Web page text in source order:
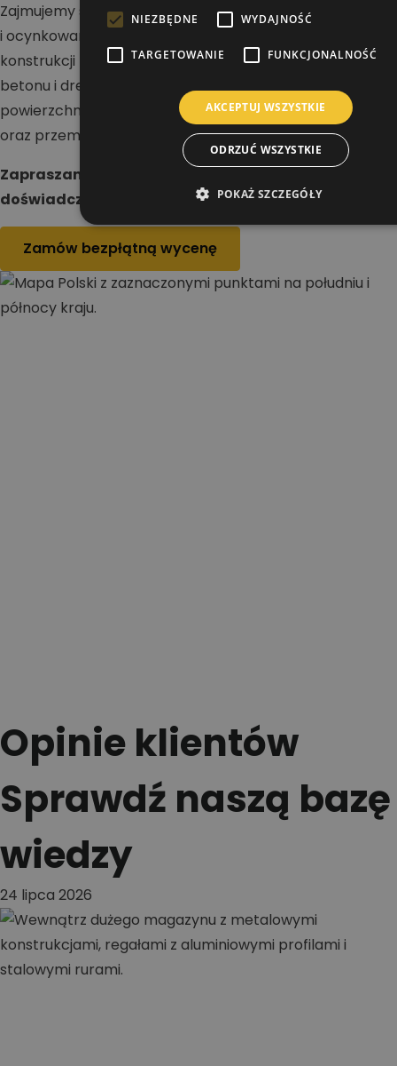
Zajmujemy się renowacją dachów stalowych, blaszanych
i ocynkowanych, a także malowaniem hal oraz
konstrukcji nośnych. Wykonujemy zabezpieczenia stali,
betonu i drewna, dbając o trwałość i odporność
powierzchni na działanie warunków atmosferycznych
oraz przemysłowych.
Zapraszamy do kontaktu i realizacji projektu z
doświadczonym wykonawcą.
Zamów bezpłątną wycenę
Opinie klientów
Sprawdź naszą bazę
wiedzy
24 lipca 2026
NIEZBĘDNE WYDAJNOŚĆ
TARGETOWANIE FUNKCJONALNOŚĆ
AKCEPTUJ WSZYSTKIE
ODRZUĆ WSZYSTKIE
POKAŻ SZCZEGÓŁY